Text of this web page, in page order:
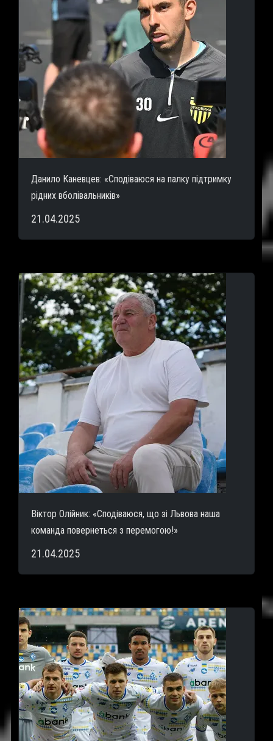
Данило Каневцев: «Сподіваюся на палку підтримку
рідних вболівальників»
21.04.2025
Віктор Олійник: «Сподіваюся, що зі Львова наша
команда повернеться з перемогою!»
21.04.2025